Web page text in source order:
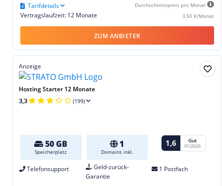
Durchschnittspreis pro Monat
3,50 €/Monat
Vertragslaufzeit: 12 Monate
Tarifdetails
ZUM ANBIETER
Anzeige
Hosting Starter 12 Monate
3,3 (199)
50 GB
Speicherplatz
1
Domains inkl.
1,6 Gut
01/2026
Telefonsupport
Geld-zurück-
Garantie
1 Postfach